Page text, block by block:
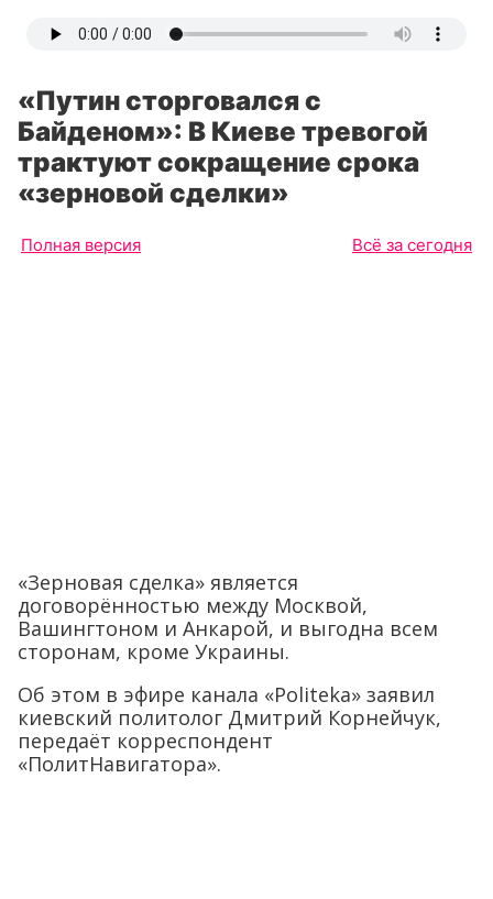
«Путин сторговался с
Байденом»: В Киеве тревогой
трактуют сокращение срока
«зерновой сделки»
Полная версия Всё за сегодня
«Зерновая сделка» является
договорённостью между Москвой,
Вашингтоном и Анкарой, и выгодна всем
сторонам, кроме Украины.
Об этом в эфире канала «Politeka» заявил
киевский политолог Дмитрий Корнейчук,
передаёт корреспондент
«ПолитНавигатора».